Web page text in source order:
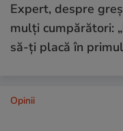
Expert, despre
mulți cumpărători:
să-ți placă în
Opinii